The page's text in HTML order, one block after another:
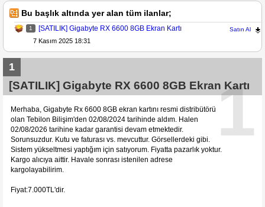
Bu başlık altında yer alan tüm ilanlar;
1 [SATILIK] Gigabyte RX 6600 8GB Ekran Kartı Satın Al
7 Kasım 2025 18:31
1
1
[SATILIK] Gigabyte RX 6600 8GB Ekran Kartı
Merhaba, Gigabyte Rx 6600 8GB ekran kartını resmi distribütörü
olan Tebilon Bilişim'den 02/08/2024 tarihinde aldım. Halen
02/08/2026 tarihine kadar garantisi devam etmektedir.
Sorunsuzdur. Kutu ve faturası vs. mevcuttur. Görsellerdeki gibi.
Sistem yükseltmesi yaptığım için satıyorum. Fiyatta pazarlık yoktur.
Kargo alıcıya aittir. Havale sonrası istenilen adrese
kargolayabilirim.
Fiyat:7.000TL'dir.